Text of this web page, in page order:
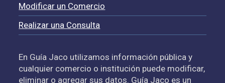
Modificar un Comercio
Realizar una Consulta
En Guía Jaco utilizamos información pública y
cualquier comercio o institución puede modificar,
eliminar o agregar sus datos. Guía Jaco es un